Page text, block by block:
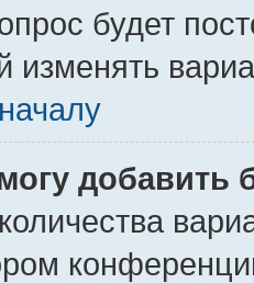
будет
изменять
добавить